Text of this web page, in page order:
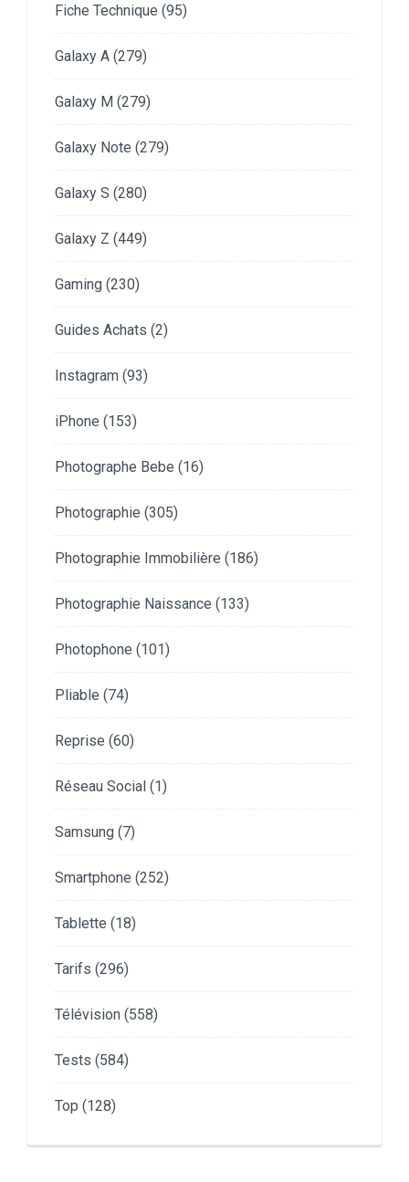
Fiche Technique (95)
Galaxy A (279)
Galaxy M (279)
Galaxy Note (279)
Galaxy S (280)
Galaxy Z (449)
Gaming (230)
Guides Achats (2)
Instagram (93)
iPhone (153)
Photographe Bebe (16)
Photographie (305)
Photographie Immobilière (186)
Photographie Naissance (133)
Photophone (101)
Pliable (74)
Reprise (60)
Réseau Social (1)
Samsung (7)
Smartphone (252)
Tablette (18)
Tarifs (296)
Télévision (558)
Tests (584)
Top (128)